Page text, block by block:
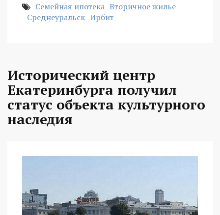
Семейная ипотека Вторичное жилье
Среднеуральск Ирбит
Исторический центр
Екатеринбурга получил
статус объекта культурного
наследия